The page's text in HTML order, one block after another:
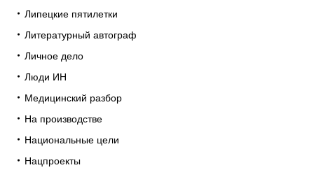
Липецкие пятилетки
Литературный автограф
Личное дело
Люди ИН
Медицинский разбор
На производстве
Национальные цели
Нацпроекты